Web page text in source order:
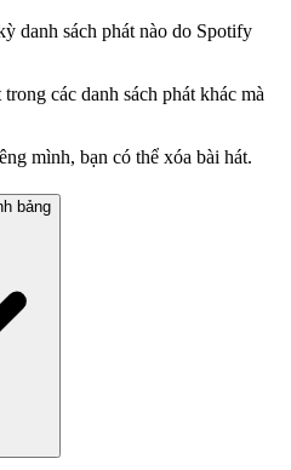
danh sách phát nào do Spotify
các danh sách phát khác mà
mình, bạn có thể xóa bài hát.
bảng